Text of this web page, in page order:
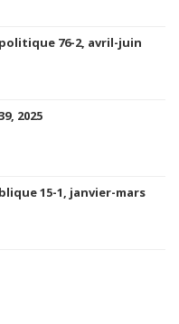
76-2, avril-juin
2025
15-1, janvier-mars